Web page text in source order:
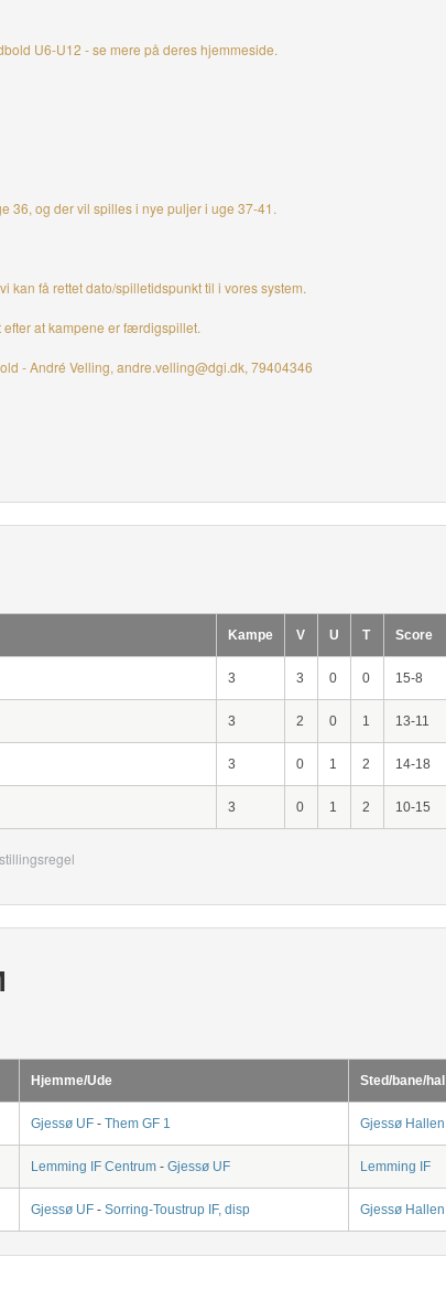
U6-U12 - se mere på deres hjemmeside.
36, og der vil spilles i nye puljer i uge 37-41.
få rettet dato/spilletidspunkt til i vores system.
at kampene er færdigspillet.
- André Velling, andre.velling@dgi.dk, 79404346
Kampe V U T Score
3 3 0 0 15-8
3 2 0 1 13-11
3 0 1 2 14-18
3 0 1 2 10-15
Hjemme/Ude Sted/bane/hal
Gjessø UF- Them GF 1 Gjessø Hallen
Lemming IF Centrum- Gjessø UF Lemming IF
Gjessø UF- Sorring-Toustrup IF, disp Gjessø Hallen